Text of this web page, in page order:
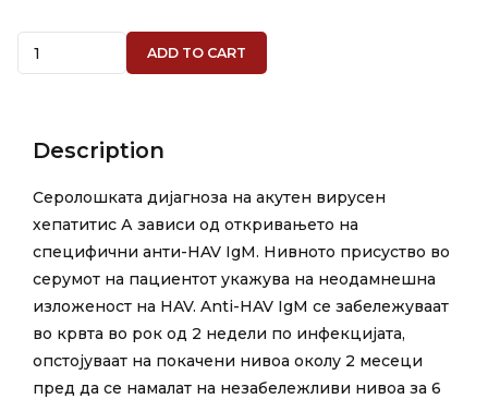
Quantity ADD TO CART
Description
Серолошката дијагноза на акутен вирусен
хепатитис А зависи од откривањето на
специфични анти-HAV IgM. Нивното присуство во
серумот на пациентот укажува на неодамнешна
изложеност на HAV. Anti-HAV IgM се забележуваат
во крвта во рок од 2 недели по инфекцијата,
опстојуваат на покачени нивоа околу 2 месеци
пред да се намалат на незабележливи нивоа за 6